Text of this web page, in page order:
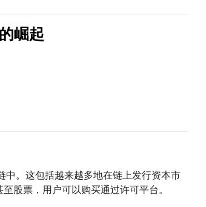
崛起
中。这包括越来越多地在链上发行资本市
至股票，用户可以购买通过许可平台。